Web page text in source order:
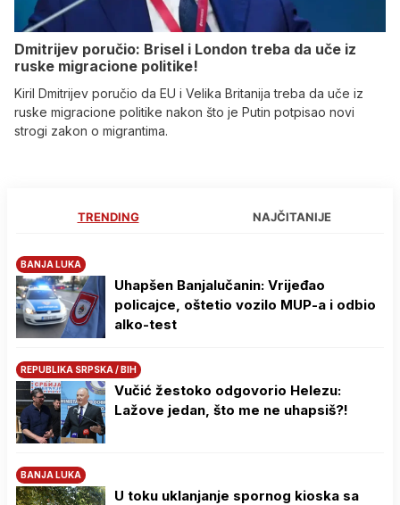
Dmitrijev poručio: Brisel i London treba da uče iz
ruske migracione politike!
Kiril Dmitrijev poručio da EU i Velika Britanija treba da uče iz
ruske migracione politike nakon što je Putin potpisao novi
strogi zakon o migrantima.
TRENDING NAJČITANIJE
BANJA LUKA
Uhapšen Banjalučanin: Vrijeđao
policajce, oštetio vozilo MUP-a i odbio
alko-test
REPUBLIKA SRPSKA / BIH
Vučić žestoko odgovorio Helezu:
Lažove jedan, što me ne uhapsiš?!
BANJA LUKA
U toku uklanjanje spornog kioska sa